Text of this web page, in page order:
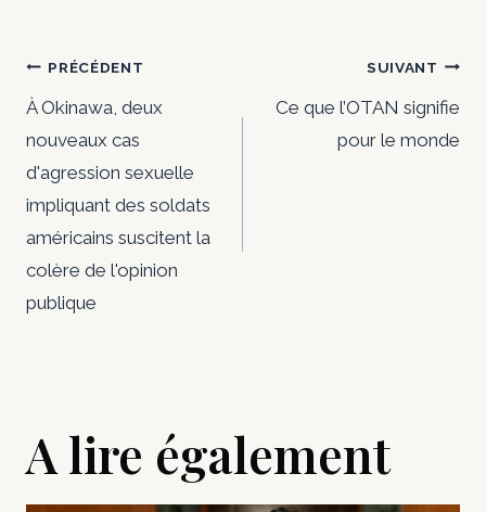
Navigation
de
l’article
PRÉCÉDENT
À Okinawa, deux
nouveaux cas
d'agression sexuelle
impliquant des soldats
américains suscitent la
colère de l'opinion
publique
SUIVANT
Ce que l’OTAN signifie
pour le monde
A lire également